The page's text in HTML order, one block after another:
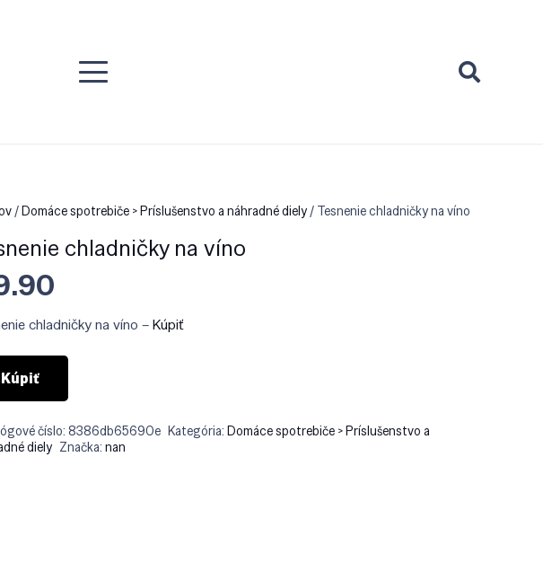
/Domáce spotrebiče > Príslušenstvo a náhradné diely/ Tesnenie chladničky na víno
chladničky na víno
chladničky na víno –Kúpiť
Kúpiť
číslo:8386db65690e Kategória:Domáce spotrebiče > Príslušenstvo a
diely Značka:nan